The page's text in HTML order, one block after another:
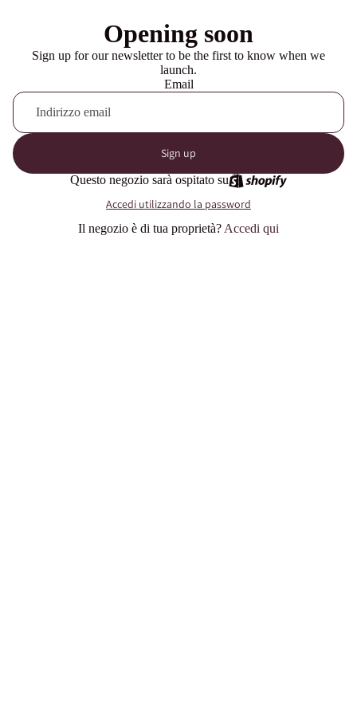
Opening soon
Sign up for our newsletter to be the first to know when we
launch.
Email
Sign up
Questo negozio sarà ospitato su
Accedi utilizzando la password
Il negozio è di tua proprietà? Accedi qui